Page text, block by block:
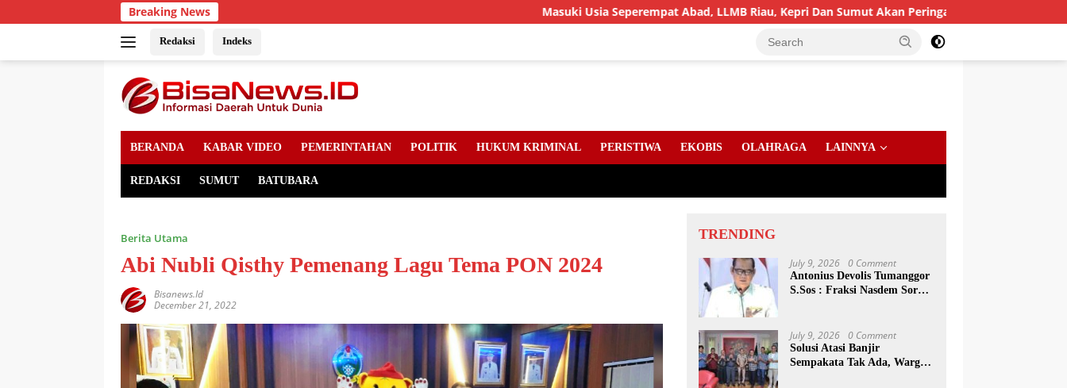
to
Breaking News Masuki Usia Seperempat Abad, LLMB Riau, Kepri Dan Sumut Akan Peringati Harlah Ke-25
Redaksi Indeks
BERANDA KABAR VIDEO PEMERINTAHAN POLITIK HUKUM KRIMINAL PERISTIWA EKOBIS OLAHRAGA LAINNYA
REDAKSI SUMUT BATUBARA
Berita Utama
Abi Nubli Qisthy Pemenang Lagu Tema PON 2024
Bisanews.id
December 21, 2022
TRENDING
July 9, 2026 0 Comment
Antonius Devolis Tumanggor
S.Sos : Fraksi Nasdem Soroti
July 9, 2026 0 Comment
Solusi Atasi Banjir
Sempakata Tak Ada, Warga